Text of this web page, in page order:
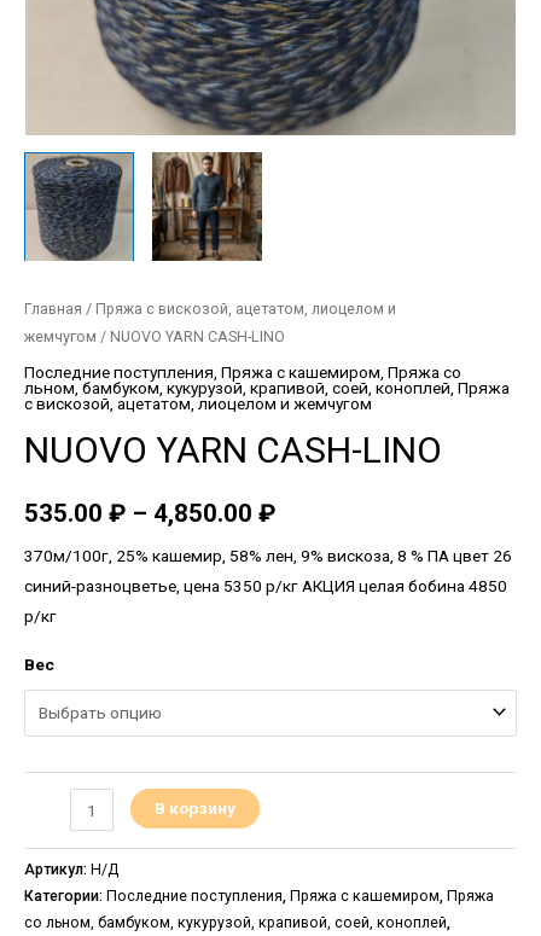
Главная / Пряжа с вискозой, ацетатом, лиоцелом и
жемчугом / NUOVO YARN CASH-LINO
Последние поступления, Пряжа с кашемиром, Пряжа со
льном, бамбуком, кукурузой, крапивой, соей, коноплей, Пряжа
с вискозой, ацетатом, лиоцелом и жемчугом
NUOVO YARN CASH-LINO
535.00 ₽ – 4,850.00 ₽
370м/100г, 25% кашемир, 58% лен, 9% вискоза, 8 % ПА цвет 26
синий-разноцветье, цена 5350 р/кг АКЦИЯ целая бобина 4850
р/кг
Вес
В корзину
Артикул: Н/Д
Категории: Последние поступления, Пряжа с кашемиром, Пряжа
со льном, бамбуком, кукурузой, крапивой, соей, коноплей,